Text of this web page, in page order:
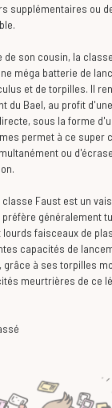
supplémentaires ou
de son cousin, la
méga batterie de
et de torpilles. Il
du Bael, au profit
sous la forme
permet à ce super
ou
Faust est un
généralement
faisceaux de
capacités de
grâce à ses torpilles
meurtrières de ce